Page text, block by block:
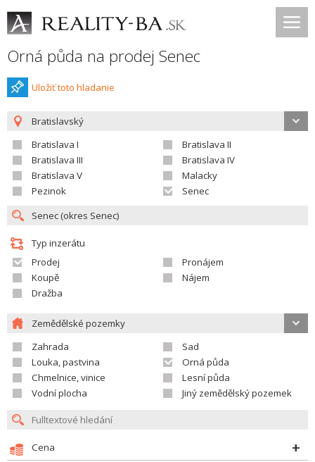
Orná půda na prodej Senec
Uložiť toto hladanie
Bratislavský
Bratislava I
Bratislava II
Bratislava III
Bratislava IV
Bratislava V
Malacky
Pezinok
Senec
Typ inzerátu
Prodej
Pronájem
Koupě
Nájem
Dražba
Zemědělské pozemky
Zahrada
Sad
Louka, pastvina
Orná půda
Chmelnice, vinice
Lesní půda
Vodní plocha
Jiný zemědělský pozemek
Cena